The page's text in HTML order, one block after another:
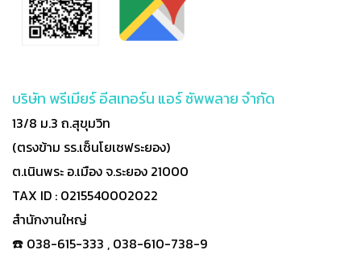
บริษัท พรีเมียร์ อีสเทอร์น แอร์ ซัพพลาย จำกัด
13/8 ม.3 ถ.สุขุมวิท
(ตรงข้าม รร.เซ็นโยเซฟระยอง)
ต.เนินพระ อ.เมือง จ.ระยอง 21000
TAX ID : 0215540002022
สำนักงานใหญ่
☎️ 038-615-333 , 038-610-738-9